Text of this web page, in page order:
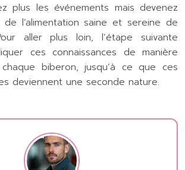
plus les événements mais devenez
de l’alimentation saine et sereine de
aller plus loin, l’étape suivante
ces connaissances de manière
biberon, jusqu’à ce que ces
deviennent une seconde nature.